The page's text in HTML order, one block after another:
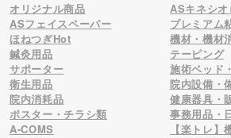
オリジナル商品
ASキネシ
ASフェイスペーパー
プレミアム
ほねつぎHot
機材・機材
鍼灸用品
テーピング
サポーター
施術ベッド
衛生用品
院内設備・
院内消耗品
健康器具・
ポスター・チラシ類
事務用品・
A-COMS
【楽トレ】